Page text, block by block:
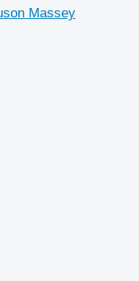
Massey